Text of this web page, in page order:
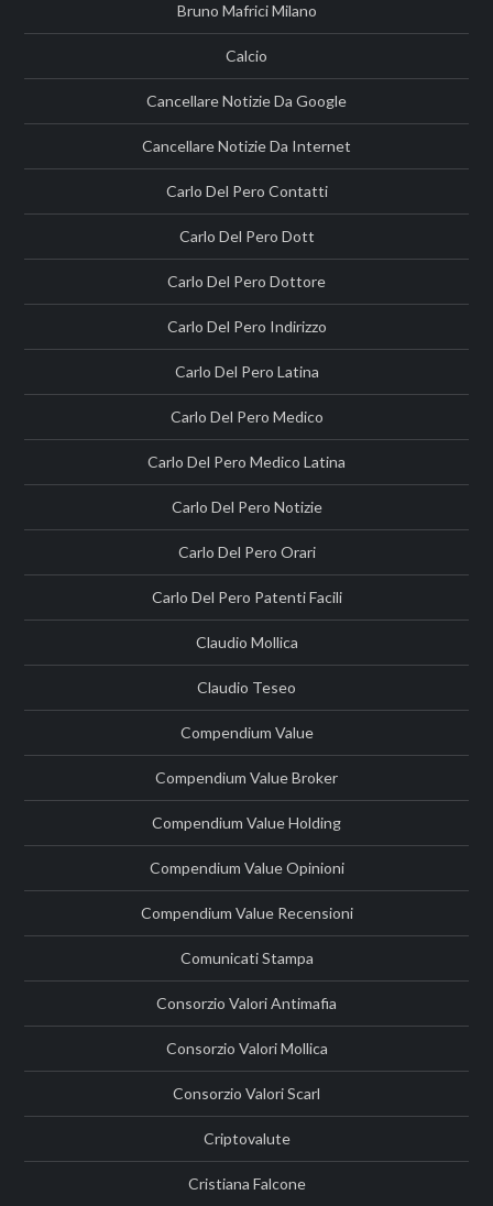
Bruno Mafrici Milano
Calcio
Cancellare Notizie Da Google
Cancellare Notizie Da Internet
Carlo Del Pero Contatti
Carlo Del Pero Dott
Carlo Del Pero Dottore
Carlo Del Pero Indirizzo
Carlo Del Pero Latina
Carlo Del Pero Medico
Carlo Del Pero Medico Latina
Carlo Del Pero Notizie
Carlo Del Pero Orari
Carlo Del Pero Patenti Facili
Claudio Mollica
Claudio Teseo
Compendium Value
Compendium Value Broker
Compendium Value Holding
Compendium Value Opinioni
Compendium Value Recensioni
Comunicati Stampa
Consorzio Valori Antimafia
Consorzio Valori Mollica
Consorzio Valori Scarl
Criptovalute
Cristiana Falcone